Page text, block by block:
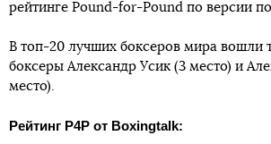
рейтинге Pound-for-Pound по версии
В топ-20 лучших боксеров мира вошли
боксеры Александр Усик (3 место) и
место).
Рейтинг P4P от Boxingtalk: